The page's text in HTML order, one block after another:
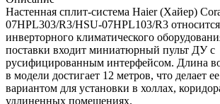
Настенная сплит-система Haier (Хайер)
07HPL303/R3/HSU-07HPL103/R3
инверторного климатического
поставки входит миниатюрный пульт ДУ с
русифицированным интерфейсом. Длина
в модели достигает 12 метров, что делает
вариантом для установки в холлах,
удлиненных помещениях.